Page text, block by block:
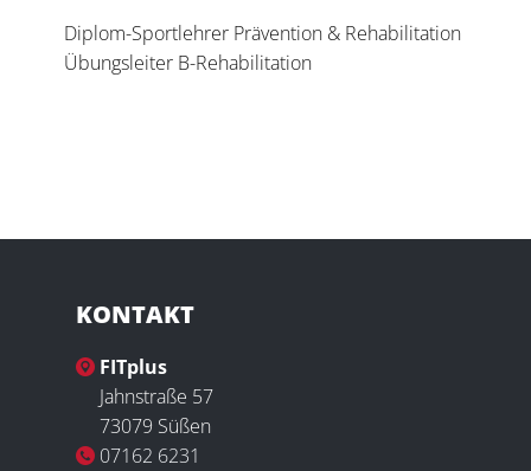
Diplom-Sportlehrer Prävention & Rehabilitation
Übungsleiter B-Rehabilitation
KONTAKT
FITplus
Jahnstraße 57
73079 Süßen
07162 6231